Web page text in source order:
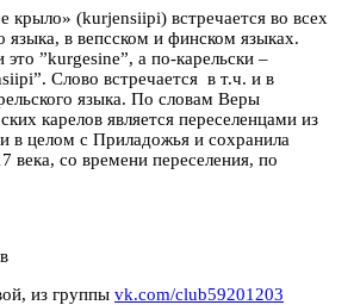
крыло» (kurjensiipi) встречается во всех
языка, в вепсском и финском языках.
”kurgesine”, а по-карельски –
Слово встречается в т.ч. и в
языка. По словам Веры
карелов является переселенцами из
в целом с Приладожья и сохранила
века, со времени переселения, по
из группы vk.com/club59201203